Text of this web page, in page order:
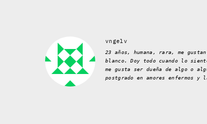
vngelv
23 años, humana, rara, me
blanco. Doy todo cuando lo
me gusta ser dueña de algo o
postgrado en amores enfermos y